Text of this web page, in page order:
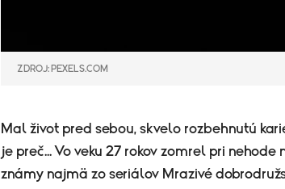
ZDROJ: PEXELS.COM
Mal život pred sebou, skvelo rozbehnutú
je preč... Vo veku 27 rokov zomrel pri
známy najmä zo seriálov Mrazivé